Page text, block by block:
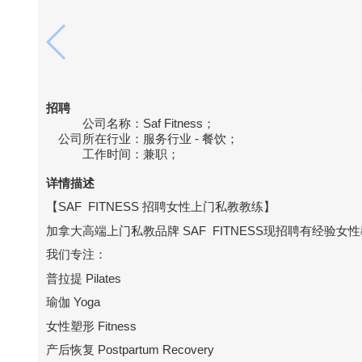
招聘
公司名称： Saf Fitness；
公司所在行业： 服务行业 - 餐饮；
工作时间： 兼职；
详情描述
【SAF FITNESS 招聘女性上门私教教练】
加拿大高端上门私教品牌 SAF FITNESS现招聘有经验女
我们专注：
普拉提 Pilates
瑜伽 Yoga
女性塑形 Fitness
产后恢复 Postpartum Recovery